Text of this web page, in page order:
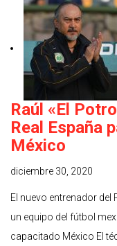
Raúl «El
Real España
México
diciembre 30, 2020
El nuevo entrenador del
un equipo del fútbol
capacitado México El